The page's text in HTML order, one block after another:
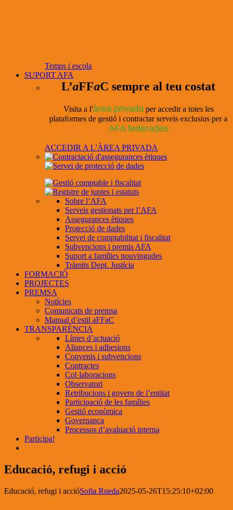
Temps i escola
SUPORT AFA
L’aFFaC sempre al teu costat
Visita a l'àrea privada per accedir a totes les
plataformes de gestió i contractar serveis exclusius per a
AFA federades
ACCEDIR A L’ÀREA PRIVADA
Sobre l’AFA
Serveis gestionats per l’AFA
Assegurances ètiques
Protecció de dades
Servei de comptabilitat i fiscalitat
Subvencions i premis AFA
Suport a famílies nouvingudes
Tràmits Dept. Justícia
FORMACIÓ
PROJECTES
PREMSA
Notícies
Comunicats de premsa
Manual d’estil aFFaC
TRANSPARÈNCIA
Línies d’actuació
Aliances i adhesions
Convenis i subvencions
Contractes
Col·laboracions
Observatori
Retribucions i govern de l’entitat
Participació de les famílies
Gestió econòmica
Governança
Processos d’avaluació interna
Participa!
Educació, refugi i acció
Educació, refugi i accióSofia Rueda2025-05-26T15:25:10+02:00